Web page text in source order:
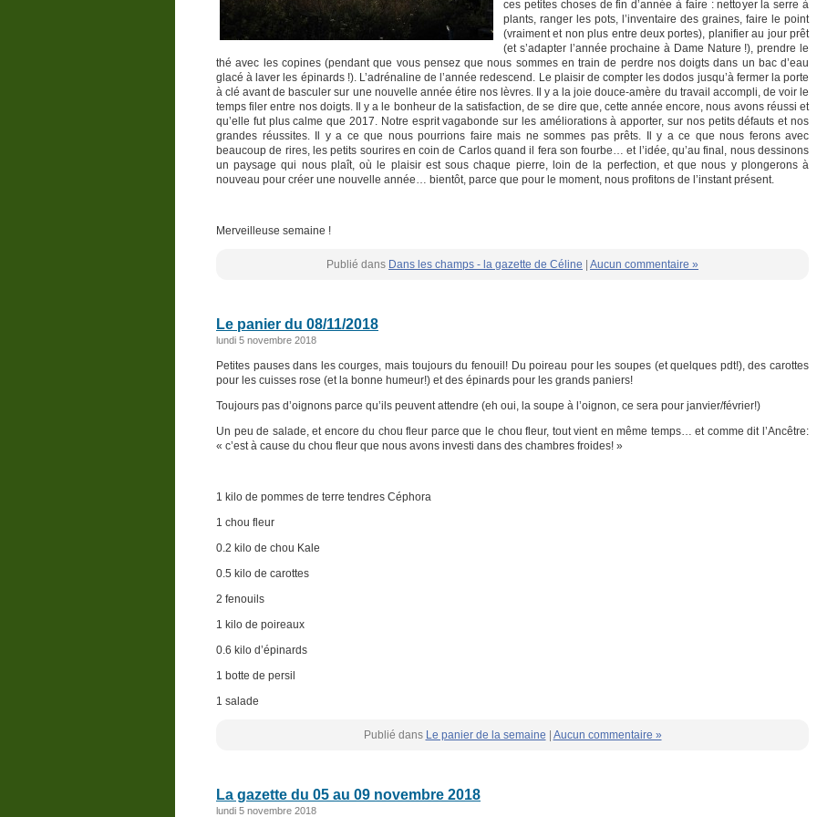
ces petites choses de fin d’année à faire : nettoyer la serre à
plants, ranger les pots, l’inventaire des graines, faire le point
(vraiment et non plus entre deux portes), planifier au jour prêt
(et s’adapter l’année prochaine à Dame Nature !), prendre le
thé avec les copines (pendant que vous pensez que nous sommes en train de perdre nos doigts dans un bac d’eau
glacé à laver les épinards !). L’adrénaline de l’année redescend. Le plaisir de compter les dodos jusqu’à fermer la porte
à clé avant de basculer sur une nouvelle année étire nos lèvres. Il y a la joie douce-amère du travail accompli, de voir le
temps filer entre nos doigts. Il y a le bonheur de la satisfaction, de se dire que, cette année encore, nous avons réussi et
qu’elle fut plus calme que 2017. Notre esprit vagabonde sur les améliorations à apporter, sur nos petits défauts et nos
grandes réussites. Il y a ce que nous pourrions faire mais ne sommes pas prêts. Il y a ce que nous ferons avec
beaucoup de rires, les petits sourires en coin de Carlos quand il fera son fourbe… et l’idée, qu’au final, nous dessinons
un paysage qui nous plaît, où le plaisir est sous chaque pierre, loin de la perfection, et que nous y plongerons à
nouveau pour créer une nouvelle année… bientôt, parce que pour le moment, nous profitons de l’instant présent.
Merveilleuse semaine !
Publié dans Dans les champs - la gazette de Céline Aucun commentaire »
Le panier du 08/11/2018
lundi 5 novembre 2018
Petites pauses dans les courges, mais toujours du fenouil! Du poireau pour les soupes (et quelques pdt!), des carottes
pour les cuisses rose (et la bonne humeur!) et des épinards pour les grands paniers!
Toujours pas d’oignons parce qu’ils peuvent attendre (eh oui, la soupe à l’oignon, ce sera pour janvier/février!)
Un peu de salade, et encore du chou fleur parce que le chou fleur, tout vient en même temps… et comme dit l’Ancêtre:
« c’est à cause du chou fleur que nous avons investi dans des chambres froides! »
1 kilo de pommes de terre tendres Céphora
1 chou fleur
0.2 kilo de chou Kale
0.5 kilo de carottes
2 fenouils
1 kilo de poireaux
0.6 kilo d’épinards
1 botte de persil
1 salade
Publié dans Le panier de la semaine Aucun commentaire »
La gazette du 05 au 09 novembre 2018
lundi 5 novembre 2018